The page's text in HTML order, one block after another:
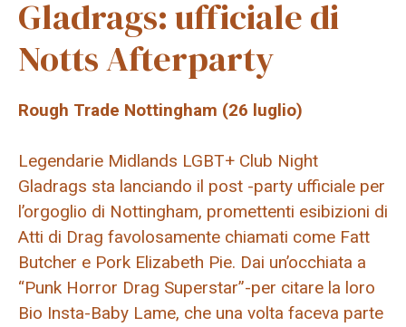
Gladrags: ufficiale di
Notts Afterparty
Rough Trade Nottingham (26 luglio)
Legendarie Midlands LGBT+ Club Night
Gladrags sta lanciando il post -party ufficiale per
l’orgoglio di Nottingham, promettenti esibizioni di
Atti di Drag favolosamente chiamati come Fatt
Butcher e Pork Elizabeth Pie. Dai un’occhiata a
“Punk Horror Drag Superstar”-per citare la loro
Bio Insta-Baby Lame, che una volta faceva parte